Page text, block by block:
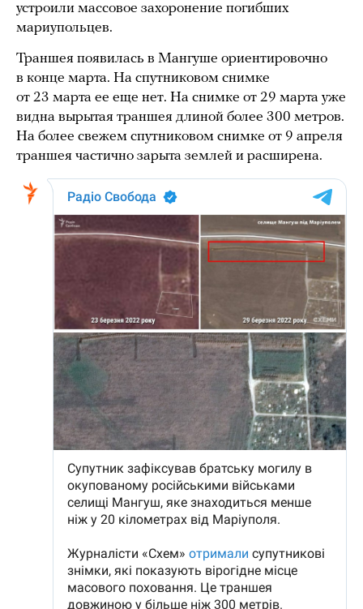
устроили массовое захоронение погибших
мариупольцев.
Траншея появилась в Мангуше ориентировочно
в конце марта. На спутниковом снимке
от 23 марта ее еще нет. На снимке от 29 марта уже
видна вырытая траншея длиной более 300 метров.
На более свежем спутниковом снимке от 9 апреля
траншея частично зарыта землей и расширена.